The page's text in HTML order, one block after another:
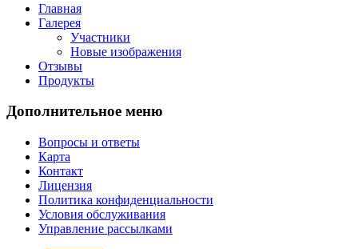
Главная
Галерея
Участники
Новые изображения
Отзывы
Продукты
Дополнительное меню
Вопросы и ответы
Карта
Контакт
Лицензия
Политика конфиденциальности
Условия обслуживания
Управление рассылками